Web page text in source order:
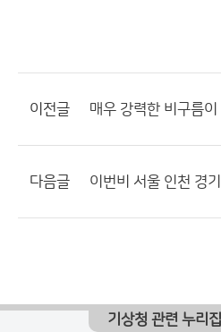
이전글
다음글 이번비 서울 인천 경
기상청 관련 누리집